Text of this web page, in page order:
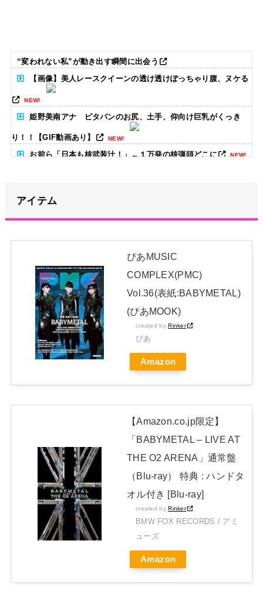
“変われない私”が動き出す瞬間に出会う
【画像】美人レースクイーンの透け透けぽっちゃり腹、ヌケる
NEW!
姫野美南アナ ピタパンのお尻、土手、仰向け巨乳がくっき
り！！【GIF動画あり】 NEW!
お前ら「日本も核武装汁！」←１万発の核弾頭どこに NEW!
な、坂本葵花ちゃんのバーイベを見るまでは、それを楽しみに頑張
【画像】アイドルさん「体重10キロ増えたらこうなった」
NEW!
日本独自企画・限定生産盤「METAL FORTH (DELUXE
JAPAN EDITION)」着弾
【BABYMETAL】METAL FORTH DELUXE JAPAN EDITION
アイテム
ぴあMUSIC
COMPLEX(PMC)
Vol.36(表紙:BABYMETAL)
(ぴあMOOK)
created byRinker
ぴあ
Amazon
【Amazon.co.jp限定】
「BABYMETAL – LIVE AT
THE O2 ARENA」通常盤
（Blu-ray） 特典 : ハンドタ
オル付き [Blu-ray]
created byRinker
BMW FOX RECORDS / アミ
ューズ
Amazon